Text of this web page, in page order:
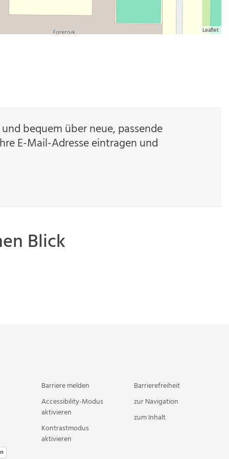
Leaflet
bequem über neue, passende
E-Mail-Adresse eintragen und
Blick
Barriere melden
Accessibility-Modus
aktivieren
Kontrastmodus
aktivieren
Barrierefreiheit
zur Navigation
zum Inhalt